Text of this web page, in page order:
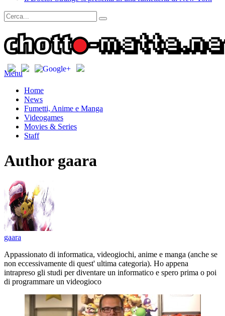
Menu
Home
News
Fumetti, Anime e Manga
Videogames
Movies & Series
Staff
Author gaara
gaara
Appassionato di informatica, videogiochi, anime e manga (anche se
non eccessivamente di quest' ultima categoria). Ho appena
intrapreso gli studi per diventare un informatico e spero prima o poi
di programmare un videogioco